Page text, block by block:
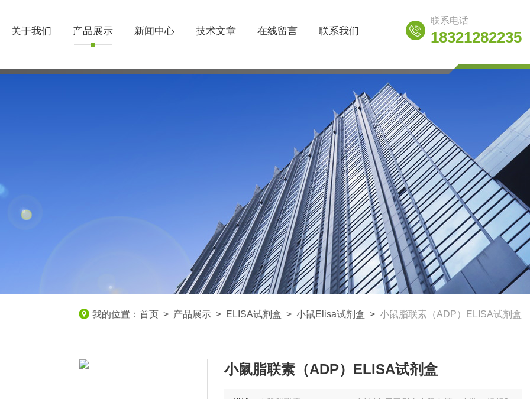
关于我们 产品展示 新闻中心 技术文章 在线留言 联系我们
联系电话
18321282235
我的位置： 首页 > 产品展示 > ELISA试剂盒 > 小鼠Elisa试剂盒 > 小鼠脂联素（ADP）ELISA试剂盒
小鼠脂联素（ADP）ELISA试剂盒